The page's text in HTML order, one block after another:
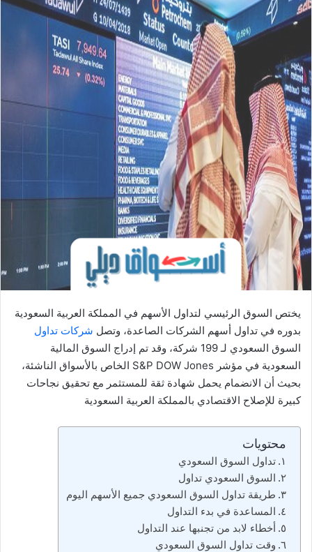
ل
ر
ا
إ
ل
ك
ت
ر
و
ن
يختص السوق الرئيسي لتداول الأسهم في المملكة العربية السعودية
بدوره في تداول أسهم الشركات الصاعدة، وتصل شركات تداول
السوق السعودي لـ 199 شركة، وقد تم إدراج السوق المالية
السعودية في مؤشر S&P DOW Jones الخاص بالأسواق الناشئة،
بحيث أن الانضمام يحمل شهادة ثقة للمستثمر مع تحقيق نجاحات
كبيرة للإصلاح الاقتصادي بالمملكة العربية السعودية
محتويات
تداول السوق السعودي
السوق السعودي تداول
طريقة تداول السوق السعودي جميع الأسهم اليوم
المساعدة في بدء التداول
أخطاء لابد من تجنبها عند التداول
وقت تداول السوق السعودي